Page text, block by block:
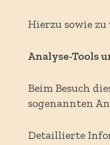
Hierzu sowie
Analyse-Tools
Beim Besuch
sogenannten
Detaillierte